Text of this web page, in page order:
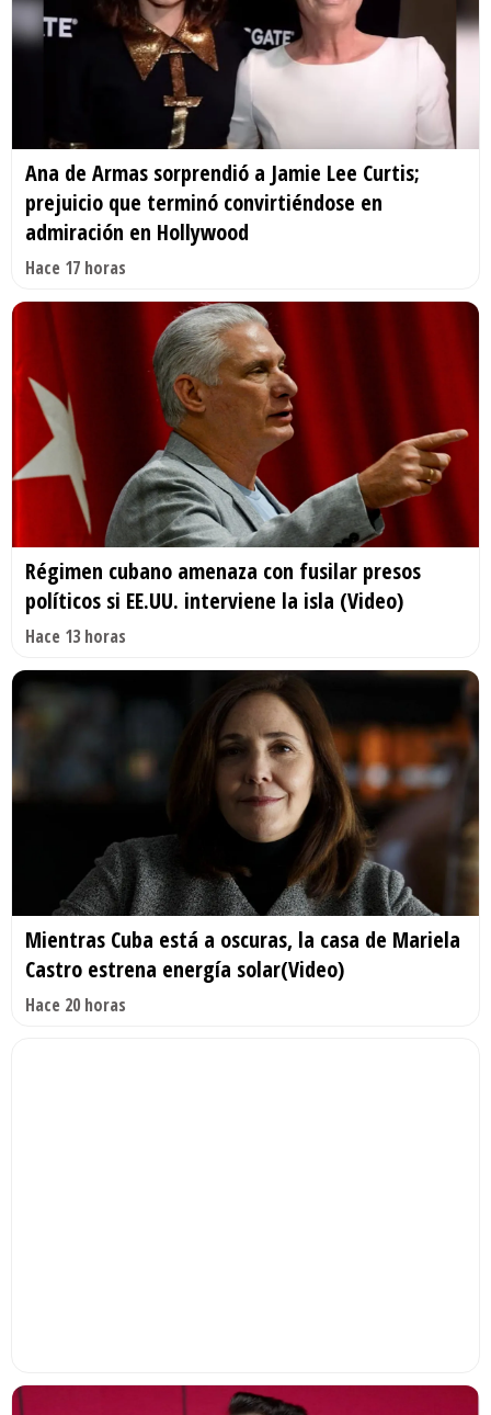
Ana de Armas sorprendió a Jamie Lee Curtis;
prejuicio que terminó convirtiéndose en
admiración en Hollywood
Hace 17 horas
Régimen cubano amenaza con fusilar presos
políticos si EE.UU. interviene la isla (Video)
Hace 13 horas
Mientras Cuba está a oscuras, la casa de Mariela
Castro estrena energía solar(Video)
Hace 20 horas